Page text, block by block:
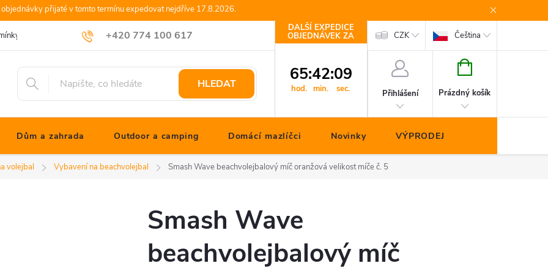
přijaté v tomto termínu expedovat nejdříve 17.8.2026.
+420 774 100 617
info@jonathanshop.cz
Podmínky ochrany osobních údajů Blog JONATHANshop.cz Kontakty CZK Čeština
HLEDAT
DALŠÍ EXPEDICE
OBJEDNÁVEK ZA
65
hod.
:42
min.
:09
sec. Přihlášení
NÁKUPNÍ
Prázdný košík
Dům a zahrada Outdoor a camping Domácí mazlíčci Novinky VÝPRODEJ
volejbal Vybavení na beachvolejbal Smash Wave beachvolejbalový míč oranžová velikost míče č. 5
Smash Wave
beachvolejbalový míč